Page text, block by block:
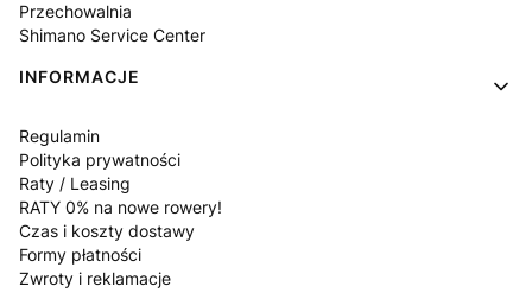
Przechowalnia
Shimano Service Center
INFORMACJE
Regulamin
Polityka prywatności
Raty / Leasing
RATY 0% na nowe rowery!
Czas i koszty dostawy
Formy płatności
Zwroty i reklamacje